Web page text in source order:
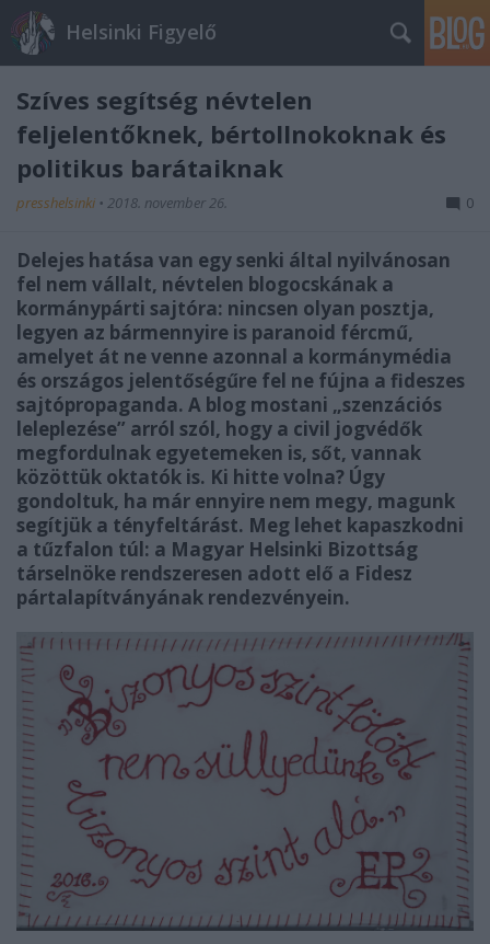
Helsinki Figyelő
Szíves segítség névtelen
feljelentőknek, bértollnokoknak és
politikus barátaiknak
presshelsinki • 2018. november 26. 0
Delejes hatása van egy senki által nyilvánosan
fel nem vállalt, névtelen blogocskának a
kormánypárti sajtóra: nincsen olyan posztja,
legyen az bármennyire is paranoid fércmű,
amelyet át ne venne azonnal a kormánymédia
és országos jelentőségűre fel ne fújna a fideszes
sajtópropaganda. A blog mostani „szenzációs
leleplezése” arról szól, hogy a civil jogvédők
megfordulnak egyetemeken is, sőt, vannak
közöttük oktatók is. Ki hitte volna? Úgy
gondoltuk, ha már ennyire nem megy, magunk
segítjük a tényfeltárást. Meg lehet kapaszkodni
a tűzfalon túl: a Magyar Helsinki Bizottság
társelnöke rendszeresen adott elő a Fidesz
pártalapítványának rendezvényein.